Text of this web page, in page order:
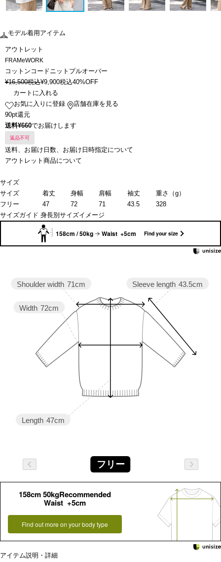
モデル着用アイテム
アウトレット
FRAMeWORK
コットンコードニットプルオーバー
¥16,500税込¥9,900税込40%OFF
カートに入れる
お気に入りに登録
店舗在庫を見る
90pt還元
送料¥660でお届けします
返品不可
送料、お届け日数、お届け日時指定について
アウトレット商品について
サイズ
サイズ
着丈 身幅 肩幅 袖丈
重さ（g）
フリー
47 72 71 43.5
328
サイズガイド 身長別サイズイメージ
158cm / 50kg Waist +5cm Find your size
Sleeve length 43.5cm
Length 47cm
Width 72cm
Shoulder width 71cm
フリー
158cm 50kgRecommended
Waist +5cm
Find out more on your body type
アイテム説明・詳細